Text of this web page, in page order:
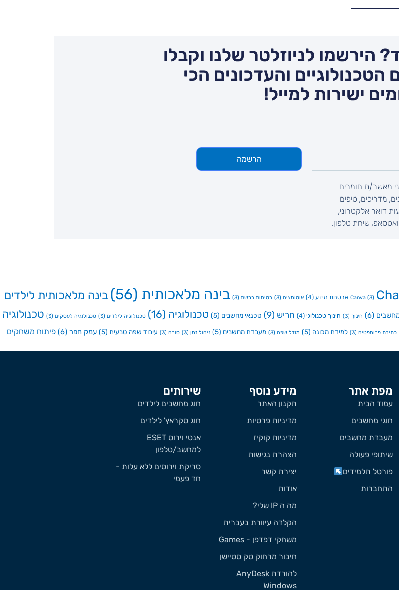
הירשמו לניוזלטר שלנו וקבלו
והעדכונים הכי
ישירות למייל!
מאשר/ת חומרים
מדריכים, טיפים
דואר אלקטרוני,
הרשמה
Canva (3) אבטחת מידע (4) אוטומציה (3) בטיחות ברשת (3) בינה מלאכותית (56)
בינה מלאכותית לילדים
(6) חינוך (3) חינוך טכנולוגי (4) חריש (9) טכנאי מחשבים (5) טכנולוגיה (16) טכנולוגיה לילדים (3) טכנולוגיה לעסקים (3)
טכנולוגיה
כתיבת פרומפטים (3) למידת מכונה (5) מודל שפה (3) מעבדת מחשבים (5) ניהול זמן (3) סורה (3) עיבוד שפה טבעית (5) עמק חפר (6)
פיתוח משחקים
מפת אתר
עמוד הבית
חוגי מחשבים
מעבדת מחשבים
שיתופי פעולה
פורטל תלמידים
התחברות
מידע נוסף
תקנון האתר
מדיניות פרטיות
מדיניות קוקיז
הצהרת נגישות
יצירת קשר
אודות
מה ה IP שלי?
הקלדה עיוורת בעברית
משחקי דפדפן - Games
חיבור מרחוק טק סטיישן
להורדת AnyDesk
Windows
שירותים
חוג מחשבים לילדים
חוג סקראץ' לילדים
אנטי וירוס ESET
למחשב/טלפון
סריקת וירוסים ללא עלות -
חד פעמי